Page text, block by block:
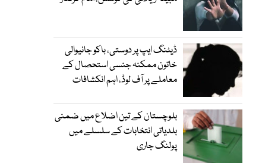
ڈیٹنگ ایپ پر دوستی، باکو جانیوالی
خاتون ممکنہ جنسی استحصال کے
معاملے پر آف لوڈ، اہم انکشافات
بلوچستان کے تین اضلاع میں ضمنی
بلدیاتی انتخابات کے سلسلے میں
پولنگ جاری